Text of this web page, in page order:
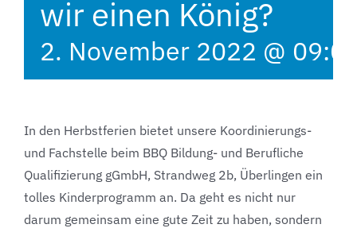
wir einen König?
2. November 2022 @
In den Herbstferien bietet unsere Koordinierungs-
und Fachstelle beim BBQ Bildung- und Berufliche
Qualifizierung gGmbH, Strandweg 2b, Überlingen ein
tolles Kinderprogramm an. Da geht es nicht nur
darum gemeinsam eine gute Zeit zu haben, sondern